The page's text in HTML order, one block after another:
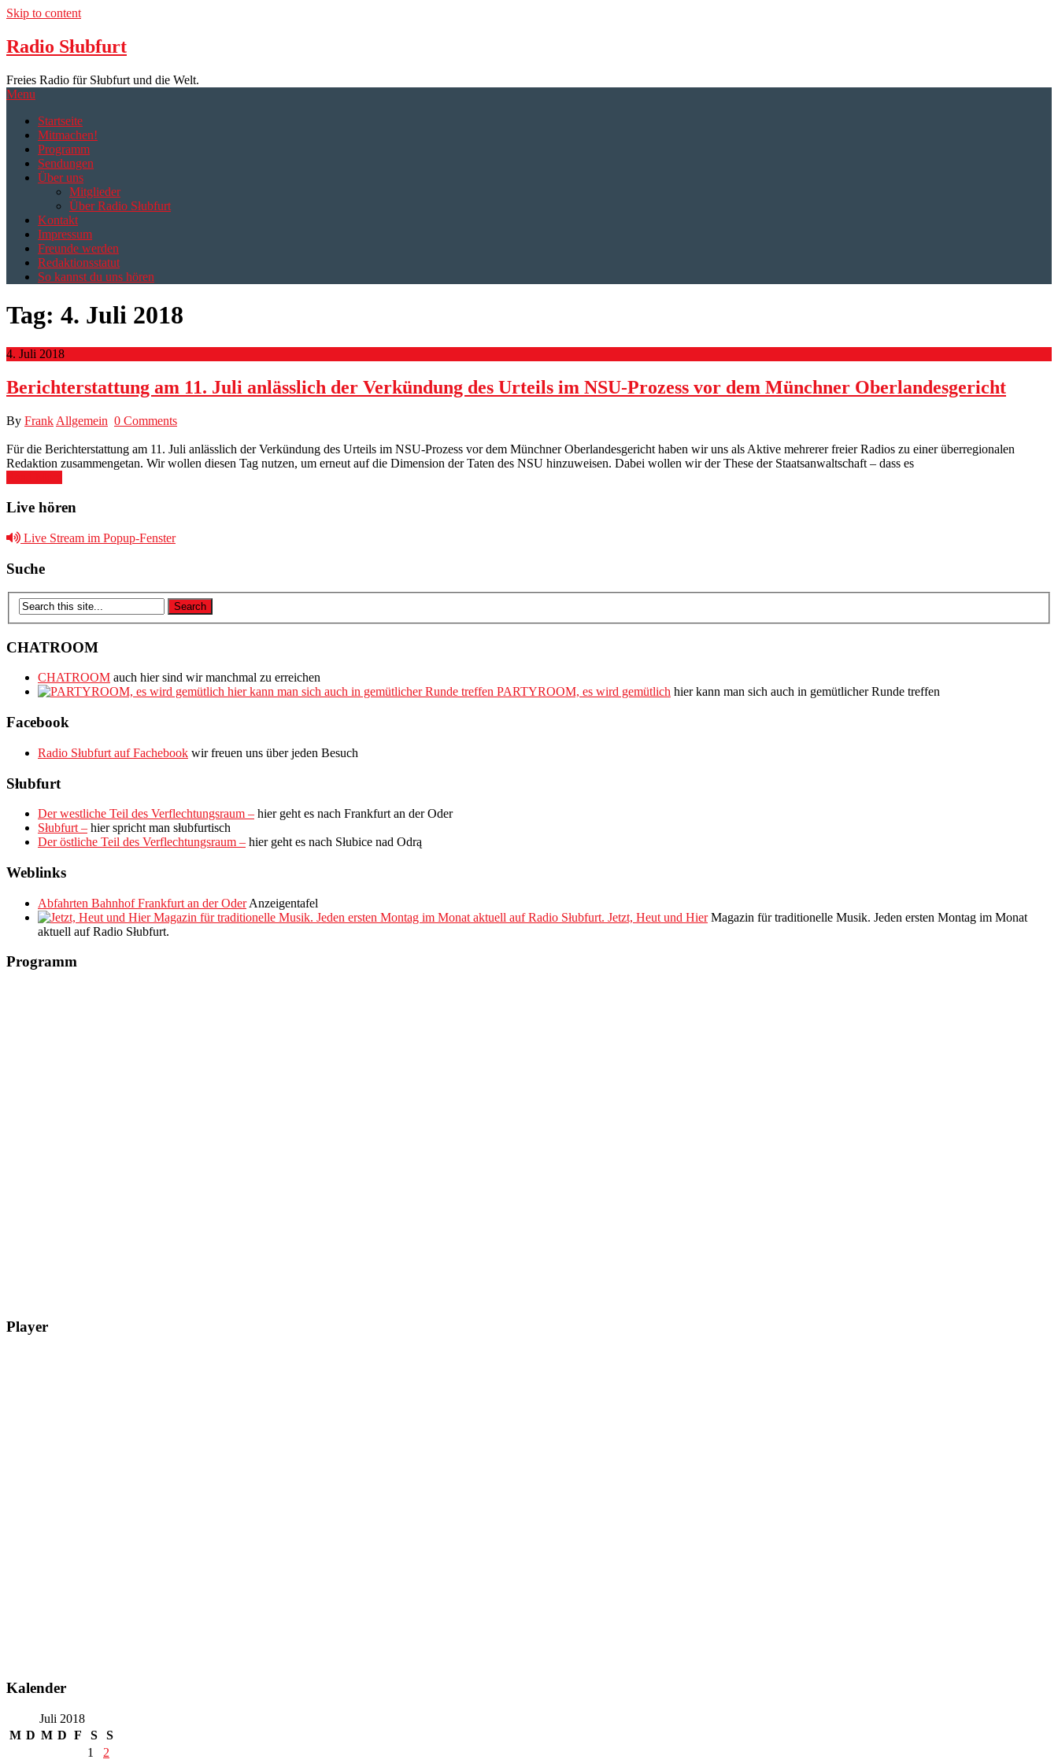
Skip to content
Radio Słubfurt
Freies Radio für Słubfurt und die Welt.
Menu
Startseite
Mitmachen!
Programm
Sendungen
Über uns
Mitglieder
Über Radio Słubfurt
Kontakt
Impressum
Freunde werden
Redaktionsstatut
So kannst du uns hören
Tag: 4. Juli 2018
4. Juli 2018
Berichterstattung am 11. Juli anlässlich der Verkündung des Urteils im NSU-Prozess vor dem Münchner Oberlandesgericht
By Frank Allgemein 0 Comments
Für die Berichterstattung am 11. Juli anlässlich der Verkündung des Urteils im NSU-Prozess vor dem Münchner Oberlandesgericht haben wir uns als Aktive mehrerer freier Radios zu einer überregionalen
Redaktion zusammengetan. Wir wollen diesen Tag nutzen, um erneut auf die Dimension der Taten des NSU hinzuweisen. Dabei wollen wir der These der Staatsanwaltschaft – dass es
Live hören
Live Stream im Popup-Fenster
Suche
CHATROOM
CHATROOM auch hier sind wir manchmal zu erreichen
PARTYROOM, es wird gemütlich hier kann man sich auch in gemütlicher Runde treffen
Facebook
Radio Słubfurt auf Fachebook wir freuen uns über jeden Besuch
Słubfurt
Der westliche Teil des Verflechtungsraum – hier geht es nach Frankfurt an der Oder
Słubfurt – hier spricht man słubfurtisch
Der östliche Teil des Verflechtungsraum – hier geht es nach Słubice nad Odrą
Weblinks
Abfahrten Bahnhof Frankfurt an der OderAnzeigentafel
Jetzt, Heut und HierMagazin für traditionelle Musik. Jeden ersten Montag im Monat
aktuell auf Radio Słubfurt.
Programm
Player
Kalender
Juli 2018
M D M D F S
S
1
2